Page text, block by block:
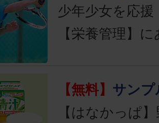
少年少女を応
【栄養管理】
【無料】 サンプ
【はなかっぱ